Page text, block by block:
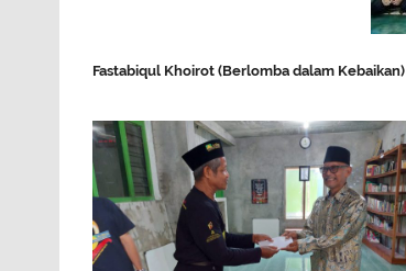
Fastabiqul Khoirot (Berlomba dalam Kebaikan)